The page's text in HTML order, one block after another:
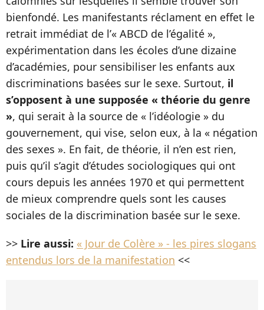
bienfondé. Les manifestants réclament en effet le
retrait immédiat de l’« ABCD de l’égalité »,
expérimentation dans les écoles d’une dizaine
d’académies, pour sensibiliser les enfants aux
discriminations basées sur le sexe. Surtout, il
s’opposent à une supposée « théorie du genre
», qui serait à la source de « l’idéologie » du
gouvernement, qui vise, selon eux, à la « négation
des sexes ». En fait, de théorie, il n’en est rien,
puis qu’il s’agit d’études sociologiques qui ont
cours depuis les années 1970 et qui permettent
de mieux comprendre quels sont les causes
sociales de la discrimination basée sur le sexe.
>> Lire aussi: « Jour de Colère » - les pires slogans
entendus lors de la manifestation <<